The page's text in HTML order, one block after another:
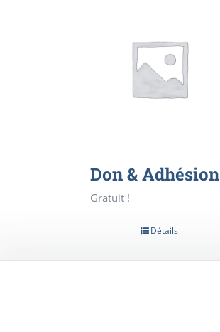
Don & Adhésion
Gratuit !
Détails